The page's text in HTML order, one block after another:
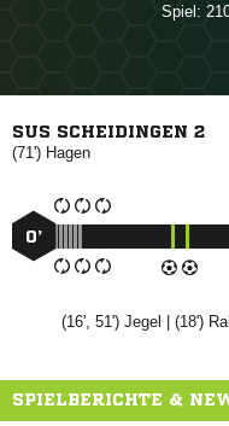
Spiel:
SUS SCHEIDINGEN 2
(71') 
0’
(16', 51')  | (18')
SPIELBERICHTE &